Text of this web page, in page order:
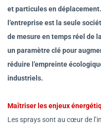
et particules en
l’entreprise est la seule
de mesure en temps réel de
un paramètre clé pour
réduire l’empreinte
industriels.
Maîtriser les enjeux
Les sprays sont au cœur de